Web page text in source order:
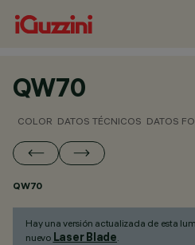
QW70
COLOR DATOS TÉCNICOS DATOS
QW70
Hay una versión actualizada de esta
nuevo Laser Blade.